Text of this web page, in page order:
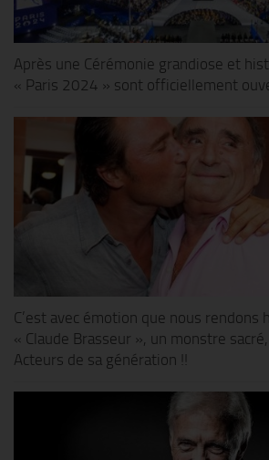
Après une Cérémonie grandiose et
« Paris 2024 » sont officiellement
C’est avec émotion que nous rendons
« Claude Brasseur », un monstre
Acteurs de sa génération !!